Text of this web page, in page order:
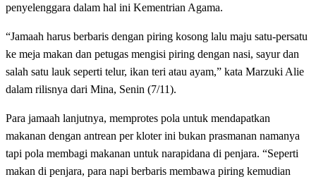
penyelenggara dalam hal ini Kementrian Agama.
“Jamaah harus berbaris dengan piring kosong lalu maju satu-persatu
ke meja makan dan petugas mengisi piring dengan nasi, sayur dan
salah satu lauk seperti telur, ikan teri atau ayam,” kata Marzuki Alie
dalam rilisnya dari Mina, Senin (7/11).
Para jamaah lanjutnya, memprotes pola untuk mendapatkan
makanan dengan antrean per kloter ini bukan prasmanan namanya
tapi pola membagi makanan untuk narapidana di penjara. “Seperti
makan di penjara, para napi berbaris membawa piring kemudian